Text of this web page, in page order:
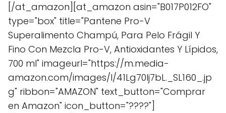
[/at_amazon][at_amazon asin="B017P012FO"
type="box" title="Pantene Pro-V
Superalimento Champú, Para Pelo Frágil Y
Fino Con Mezcla Pro-V, Antioxidantes Y Lípidos,
700 ml" imageurl="https://m.media-
amazon.com/images/I/41Lg70lj7bL._SL160_.jp
g" ribbon="AMAZON" text_button="Comprar
en Amazon" icon_button="????"]